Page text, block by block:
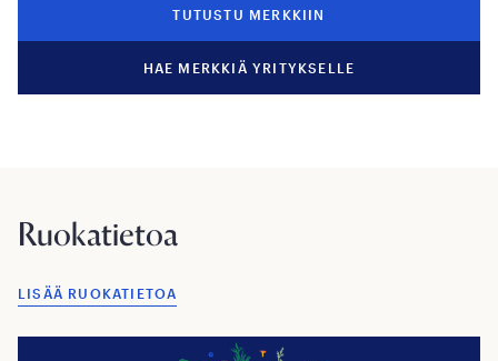
TUTUSTU MERKKIIN
HAE MERKKIÄ YRITYKSELLE
Ruokatietoa
LISÄÄ RUOKATIETOA